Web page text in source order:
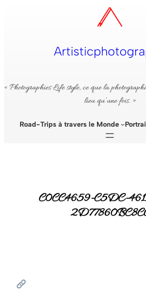
« Photographies Life style, ce que la
lieu qu’une fois. »
Road-Trips à travers le Monde
C0CC4659-C5DC-